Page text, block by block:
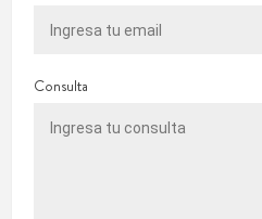
Consulta